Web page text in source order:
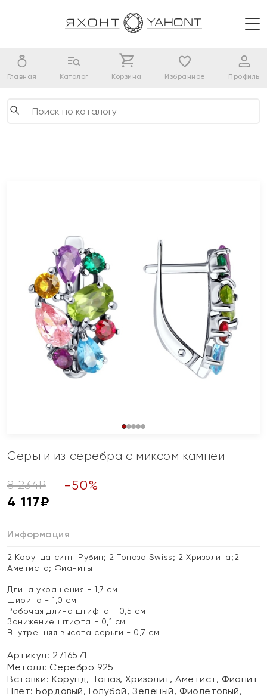
Главная Каталог Корзина Избранное Профиль
Серьги из серебра с миксом камней
8 234₽ -50%
4 117₽
Информация
2 Корунда синт. Рубин; 2 Топаза Swiss; 2 Хризолита;2
Аметиста; Фианиты
Длина украшения - 1,7 см
Ширина - 1,0 см
Рабочая длина штифта - 0,5 см
Занижение штифта - 0,1 см
Внутренняя высота серьги - 0,7 см
Артикул: 2716571
Металл: Серебро 925
Вставки:Корунд, Топаз, Хризолит, Аметист, Фианит
Цвет:Бордовый, Голубой, Зеленый, Фиолетовый,